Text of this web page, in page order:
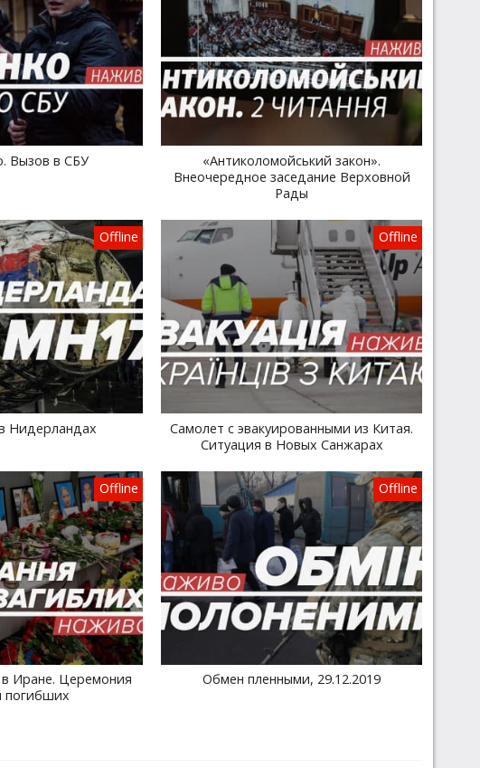
Вызов в СБУ
«Антиколомойський закон».
Внеочередное заседание Верховной
Рады
Offline
Нидерландах
Offline
Самолет с эвакуированными из Китая.
Ситуация в Новых Санжарах
Offline
Иране. Церемония
погибших
Offline
Обмен пленными, 29.12.2019